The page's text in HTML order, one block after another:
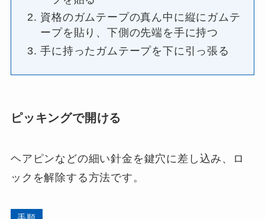
資格のガムテープの真ん中に縦にガムテ
ープを貼り、下側の先端を手に持つ
手に持ったガムテープを下に引っ張る
ピッキングで開ける
ヘアピンなどの細い針金を鍵穴に差し込み、ロ
ックを解除する方法です。